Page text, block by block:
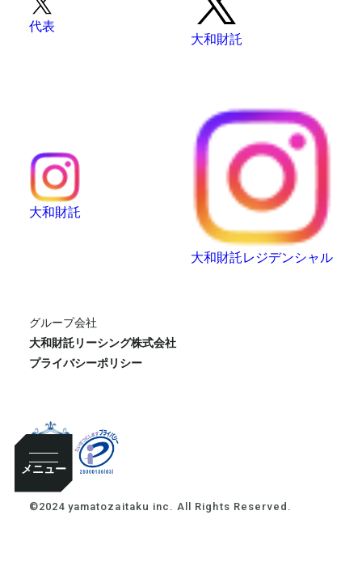
メニュー
代表
大和財託
大和財託
大和財託レジデンシャル
グループ会社
大和財託リーシング株式会社
プライバシーポリシー
©2024 yamatozaitaku inc. All Rights Reserved.